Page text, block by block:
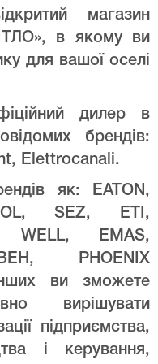
магазин
в якому ви
для вашої оселі
дилер в
брендів:
Elettrocanali.
як: EATON,
SEZ, ETI,
WELL, EMAS,
PHOENIX
ви зможете
вирішувати
підприємства,
і керування,